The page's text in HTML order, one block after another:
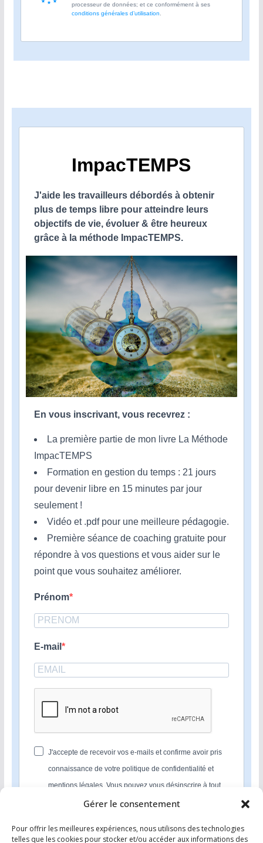
Gérer le consentement
Pour offrir les meilleures expériences, nous utilisons des technologies
telles que les cookies pour stocker et/ou accéder aux informations des
processeur de données; et ce conformément à ses
conditions générales d’utilisation
ImpacTEMPS
J'aide les travailleurs débordés à obtenir
plus de temps libre pour atteindre leurs
objectifs de vie, évoluer & être heureux
grâce à la méthode ImpacTEMPS.
En vous inscrivant, vous recevrez :
La première partie de mon livre La Méthode
ImpacTEMPS
Formation en gestion du temps : 21 jours
pour devenir libre en 15 minutes par jour
seulement !
Vidéo et .pdf pour une meilleure pédagogie.
Première séance de coaching gratuite pour
répondre à vos questions et vous aider sur le
point que vous souhaitez améliorer.
Prénom
E-mail
J'accepte de recevoir vos e-mails et confirme avoir pris
connaissance de votre politique de confidentialité et
mentions légales. Vous pouvez vous désinscrire à tout
moment en cliquant sur le lien présent dans nos emails.
S'INSCRIRE